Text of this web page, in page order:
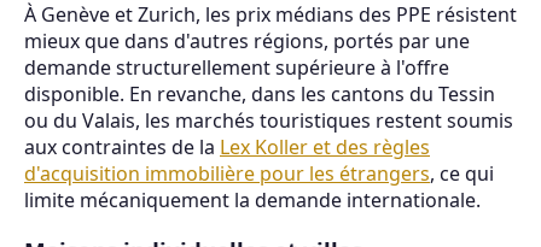
À Genève et Zurich, les prix médians des PPE résistent
mieux que dans d'autres régions, portés par une
demande structurellement supérieure à l'offre
disponible. En revanche, dans les cantons du Tessin
ou du Valais, les marchés touristiques restent soumis
aux contraintes de la Lex Koller et des règles
d'acquisition immobilière pour les étrangers, ce qui
limite mécaniquement la demande internationale.